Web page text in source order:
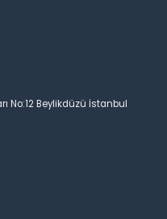
No:12 Beylikdüzü İstanbul